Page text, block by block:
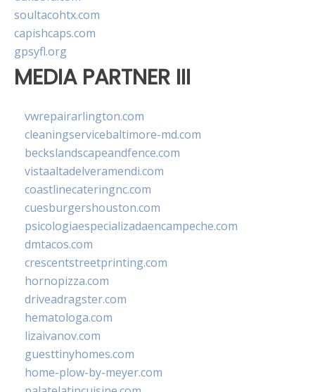
soultacohtx.com
capishcaps.com
gpsyfl.org
MEDIA PARTNER III
vwrepairarlington.com
cleaningservicebaltimore-md.com
beckslandscapeandfence.com
vistaaltadelveramendi.com
coastlinecateringnc.com
cuesburgershouston.com
psicologiaespecializadaencampeche.com
dmtacos.com
crescentstreetprinting.com
hornopizza.com
driveadragster.com
hematologa.com
lizaivanov.com
guesttinyhomes.com
home-plow-by-meyer.com